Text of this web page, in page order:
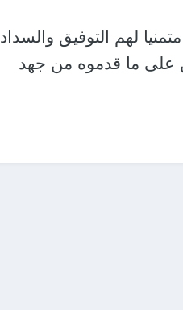
لهم التوفيق والسداد
على ما قدموه من جهد